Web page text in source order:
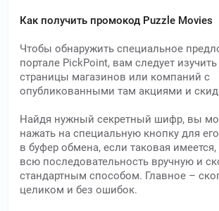
Как получить промокод Puzzle Movies
Чтобы обнаружить специальное
портале PickPoint, вам следует
страницы магазинов или компаний с
опубликованными там акциями и
Найдя нужный секретный шифр, вы
нажать на специальную кнопку для
в буфер обмена, если таковая
всю последовательность вручную и
стандартным способом. Главное –
целиком и без ошибок.